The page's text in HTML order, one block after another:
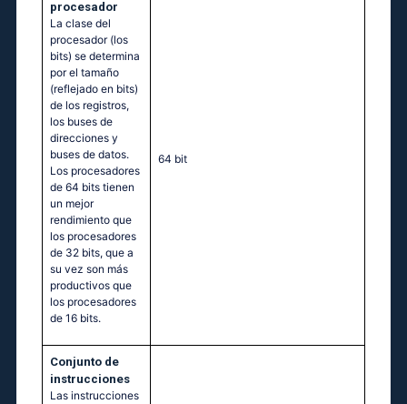
procesador
La clase del
procesador (los
bits) se determina
por el tamaño
(reflejado en bits)
de los registros,
los buses de
direcciones y
buses de datos.
Los procesadores
de 64 bits tienen
un mejor
rendimiento que
los procesadores
de 32 bits, que a
su vez son más
productivos que
los procesadores
de 16 bits.
64 bit
Conjunto de
instrucciones
Las instrucciones